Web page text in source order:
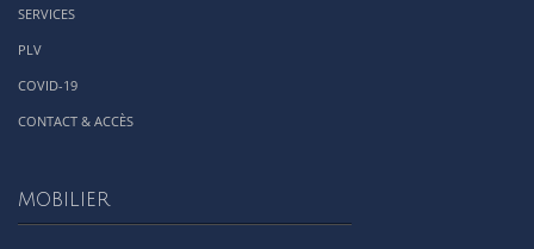
SERVICES
PLV
COVID-19
CONTACT & ACCÈS
MOBILIER